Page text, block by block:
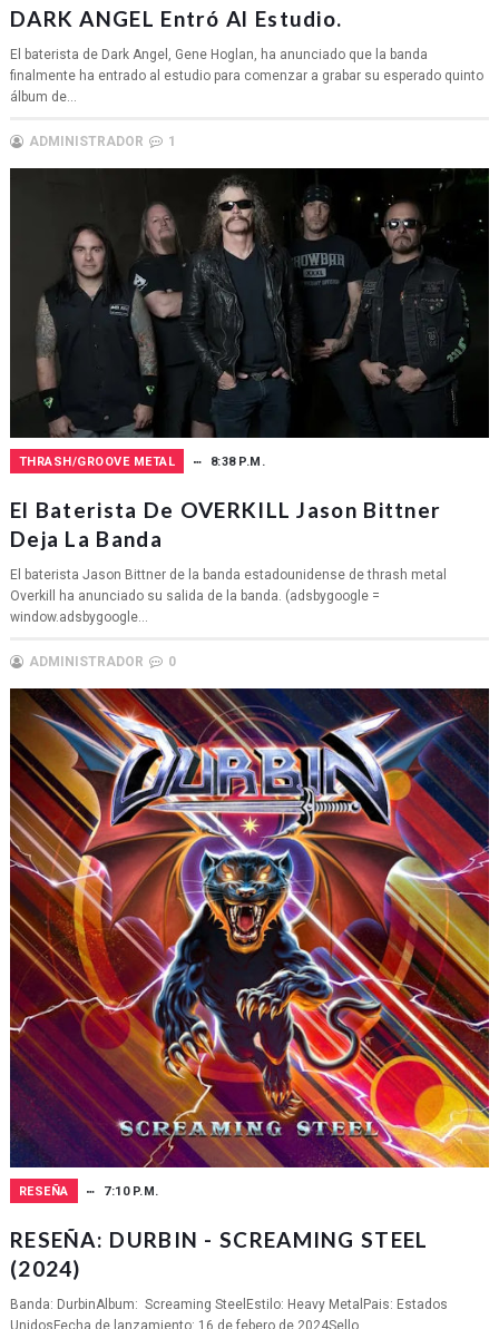
DARK ANGEL Entró Al Estudio.
El baterista de Dark Angel, Gene Hoglan, ha anunciado que la banda
finalmente ha entrado al estudio para comenzar a grabar su esperado quinto
álbum de...
ADMINISTRADOR 1
THRASH/GROOVE METAL 8:38 P.M.
El Baterista De OVERKILL Jason Bittner
Deja La Banda
El baterista Jason Bittner de la banda estadounidense de thrash metal
Overkill ha anunciado su salida de la banda. (adsbygoogle =
window.adsbygoogle...
ADMINISTRADOR 0
RESEÑA 7:10 P.M.
RESEÑA: DURBIN - SCREAMING STEEL
(2024)
Banda: DurbinAlbum: Screaming SteelEstilo: Heavy MetalPais: Estados
UnidosFecha de lanzamiento: 16 de febero de 2024Sello...